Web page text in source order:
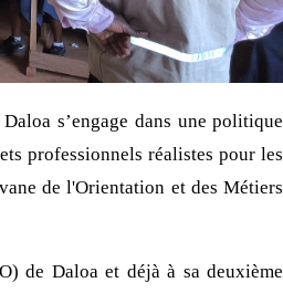
s’engage dans une politique
professionnels réalistes pour les
de l'Orientation et des Métiers
de Daloa et déjà à sa deuxième